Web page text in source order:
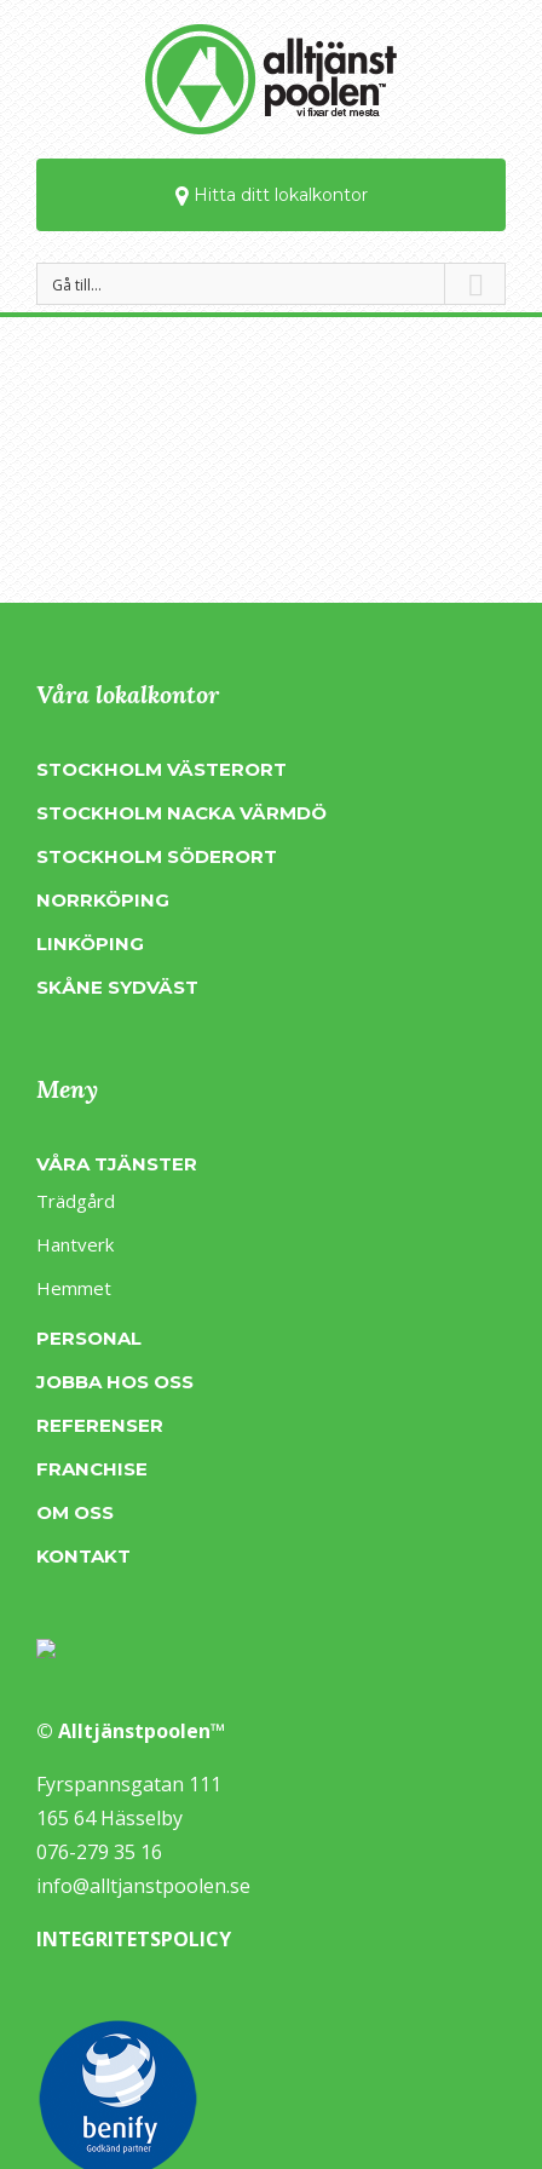
Hitta ditt lokalkontor
Gå till…
Våra lokalkontor
STOCKHOLM VÄSTERORT
STOCKHOLM NACKA VÄRMDÖ
STOCKHOLM SÖDERORT
NORRKÖPING
LINKÖPING
SKÅNE SYDVÄST
Meny
VÅRA TJÄNSTER
Trädgård
Hantverk
Hemmet
PERSONAL
JOBBA HOS OSS
REFERENSER
FRANCHISE
OM OSS
KONTAKT
© Alltjänstpoolen™
Fyrspannsgatan 111
165 64 Hässelby
076-279 35 16
info@alltjanstpoolen.se
INTEGRITETSPOLICY